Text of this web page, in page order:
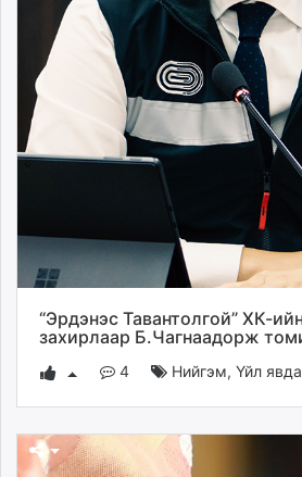
“Эрдэнэс Тавантолгой” ХК-
захирлаар Б.Чагнаадорж
4 Нийгэм,Үйл